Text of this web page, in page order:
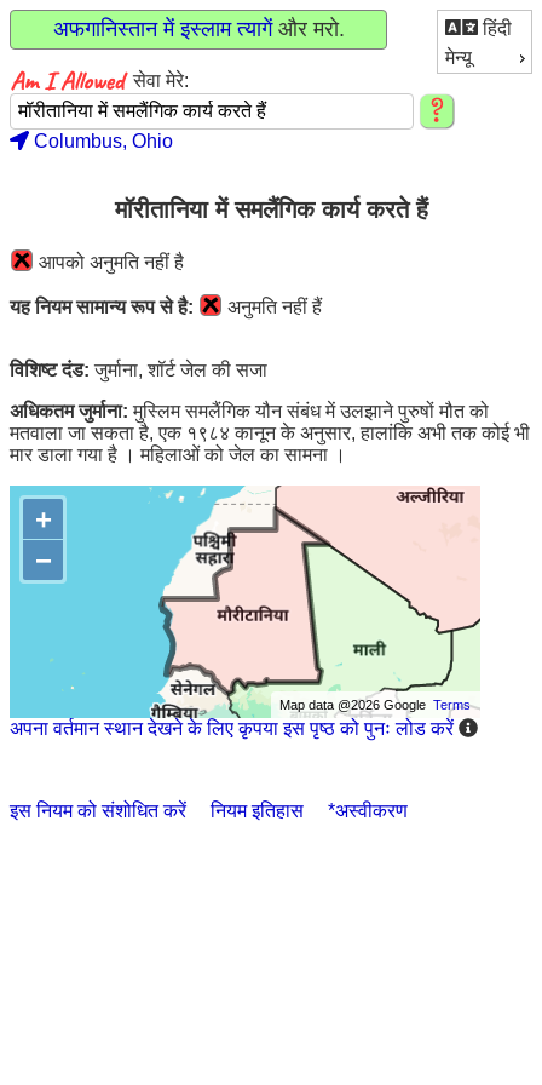
हिंदी
मेन्यू
अफगानिस्तान में इस्लाम त्यागेंऔर मरो.
सेवा मेरे:
Columbus, Ohio
मॉरीतानिया में समलैंगिक कार्य करते हैं
आपको अनुमति नहीं है
यह नियम सामान्य रूप से है: अनुमति नहीं हैं
विशिष्ट दंड: जुर्माना, शॉर्ट जेल की सजा
अधिकतम जुर्माना: मुस्लिम समलैंगिक यौन संबंध में उलझाने पुरुषों मौत को
मतवाला जा सकता है, एक १९८४ कानून के अनुसार, हालांकि अभी तक कोई भी
मार डाला गया है । महिलाओं को जेल का सामना ।
+
−
Map data @2026 GoogleTerms
अपना वर्तमान स्थान देखने के लिए कृपया इस पृष्ठ को पुनः लोड करें
इस नियम को संशोधित करें नियम इतिहास *अस्वीकरण